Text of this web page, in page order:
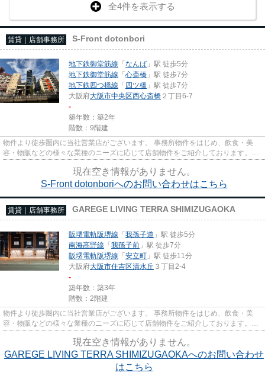
全4件を表示する
賃貸｜店舗事務所 S-Front dotonbori
地下鉄御堂筋線 「なんば 」駅 徒歩5分
地下鉄御堂筋線 「心斎橋 」駅 徒歩7分
地下鉄四つ橋線 「四ツ橋 」駅 徒歩7分
大阪府大阪市中央区西心斎橋 ２丁目6-7
-
築年数：築2年
階数：9階建
物件より徒歩圏内に当社営業店がございます。 事務所物件をはじめ、飲食・美
容・物販などの様々な業種のニーズに応じて店舗物件をご紹介しております。
尚、弊社ではおとり広告は一切...
現在空き情報がありません。
S-Front dotonboriへのお問い合わせはこちら
賃貸｜店舗事務所 GAREGE LIVING TERRA SHIMIZUGAOKA
阪堺電軌阪堺線 「我孫子道 」駅 徒歩5分
南海高野線 「我孫子前 」駅 徒歩7分
阪堺電軌阪堺線 「安立町 」駅 徒歩11分
大阪府大阪市住吉区清水丘 ３丁目2-4
-
築年数：築3年
階数：2階建
物件より徒歩圏内に当社営業店がございます。 事務所物件をはじめ、飲食・美
容・物販などの様々な業種のニーズに応じて店舗物件をご紹介しております。
尚、弊社ではおとり広告は一切...
現在空き情報がありません。
GAREGE LIVING TERRA SHIMIZUGAOKAへのお問い合わせ
はこちら